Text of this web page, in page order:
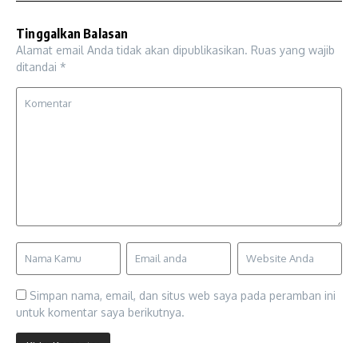
Tinggalkan Balasan
Alamat email Anda tidak akan dipublikasikan. Ruas yang wajib
ditandai *
Simpan nama, email, dan situs web saya pada peramban ini
untuk komentar saya berikutnya.